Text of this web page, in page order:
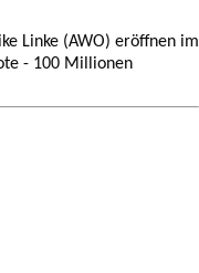
Linke (AWO) eröffnen im
- 100 Millionen